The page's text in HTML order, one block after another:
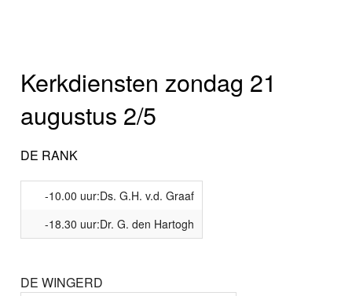
Kerkdiensten zondag 21
augustus 2/5
DE RANK
-10.00 uur:Ds. G.H. v.d. Graaf
-18.30 uur:Dr. G. den Hartogh
DE WINGERD